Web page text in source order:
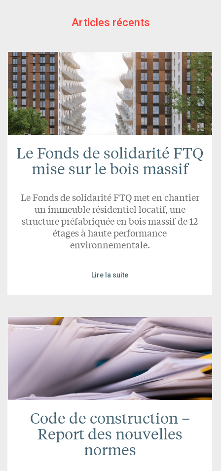
Articles récents
Le Fonds de solidarité FTQ
mise sur le bois massif
Le Fonds de solidarité FTQ met en chantier
un immeuble résidentiel locatif, une
structure préfabriquée en bois massif de 12
étages à haute performance
environnementale.
Lire la suite
Code de construction –
Report des nouvelles
normes